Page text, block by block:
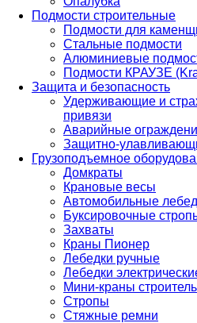
Подмости строительные
Подмости для
Стальные подмости
Алюминиевые
Подмости КРАУЗЕ
Защита и безопасность
Удерживающие и
привязи
Аварийные
Защитно-
Грузоподъемное
Домкраты
Крановые весы
Автомобильные
Буксировочные
Захваты
Краны Пионер
Лебедки ручные
Лебедки
Мини-краны
Стропы
Стяжные ремни